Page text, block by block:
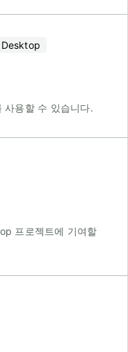
용할 수 있습니다.
프로젝트에 기여할